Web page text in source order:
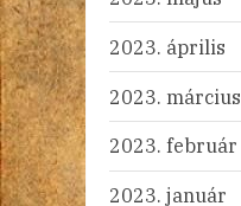
2023. április
2023. március
2023. február
2023. január